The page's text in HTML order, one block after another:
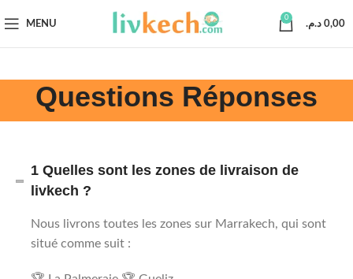
MENU
0
0,00 د.م.
Questions Réponses
1 Quelles sont les zones de livraison de
livkech ?
Nous livrons toutes les zones sur Marrakech, qui sont
situé comme suit :